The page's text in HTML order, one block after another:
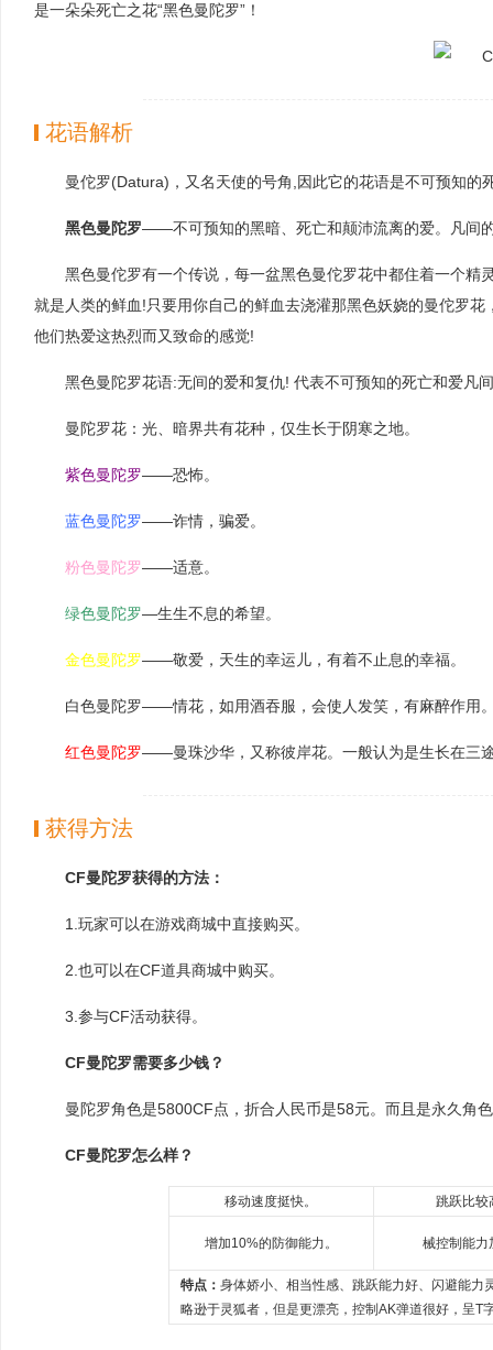
是一朵朵死亡之花“黑色曼陀罗”！
花语解析
曼佗罗(Datura)，又名天使的号角,因此它的花语是不可预知的
黑色曼陀罗——不可预知的黑暗、死亡和颠沛流离的爱。凡间
黑色曼佗罗有一个传说，每一盆黑色曼佗罗花中都住着一个
就是人类的鲜血!只要用你自己的鲜血去浇灌那黑色妖娆的曼佗罗
他们热爱这热烈而又致命的感觉!
黑色曼陀罗花语:无间的爱和复仇! 代表不可预知的死亡和爱凡
曼陀罗花：光、暗界共有花种，仅生长于阴寒之地。
紫色曼陀罗——恐怖。
蓝色曼陀罗——诈情，骗爱。
粉色曼陀罗——适意。
绿色曼陀罗—生生不息的希望。
金色曼陀罗——敬爱，天生的幸运儿，有着不止息的幸福。
白色曼陀罗——情花，如用酒吞服，会使人发笑，有麻醉作用
红色曼陀罗——曼珠沙华，又称彼岸花。一般认为是生长在三
获得方法
CF曼陀罗获得的方法：
1.玩家可以在游戏商城中直接购买。
2.也可以在CF道具商城中购买。
3.参与CF活动获得。
CF曼陀罗需要多少钱？
曼陀罗角色是5800CF点，折合人民币是58元。而且是永久角
CF曼陀罗怎么样？
移动速度挺快。 跳跃比较
增加10%的防御能力。 械控制能力
特点： 身体娇小、相当性感、跳跃能力好、闪避能
略逊于灵狐者，但是更漂亮，控制AK弹道很好，呈T